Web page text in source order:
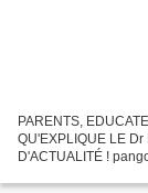
PARENTS,
QU'EXPLIQUE LE
D'ACTUALITÉ !